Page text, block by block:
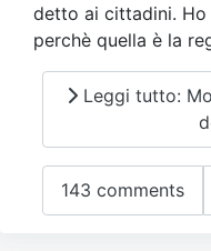
detto ai cittadini.
perchè quella è la
Leggi tutto:
143 comments